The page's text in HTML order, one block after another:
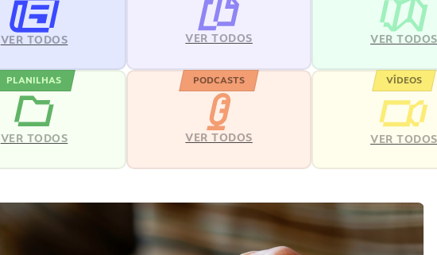
VER TODOS VER TODOS VER TODOS
PLANILHAS
VER TODOS
PODCASTS
VER TODOS
VÍDEOS
VER TODOS